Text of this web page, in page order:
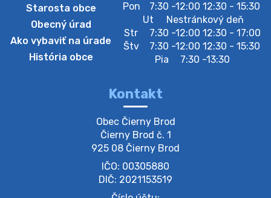
Zberný dvor-Gyűjtőudvar
Oznamujeme obyvateľom, že v stredu 05. augusta
bude zberný dvor zatvorený. Értesítjük a lakosokat,
hogy szerdán augusztus 05-én a gyűjtőudvar zárva
lesz https://ciernybrod.sk?p=214…
Zber separovaného odpadu plastu-
Szeparált műanya…
Oznamujeme obyvateľom, že v stredu 05. augusta
prebehne zber separovaného odpadu plastu. Prosíme
obyvateľov, aby vrecia s odpadom vyložili pred dom už
večer vopred, nakoľko firma F…
4. augusta 2026 09:51
Starosta obce
Obecný úrad
Ako vybaviť na úrade
História obce
Pon
7:30 -12:00 12:30 - 15:30
Ut
Nestránkový deň
Str
7:30 -12:00 12:30 - 17:00
Štv
7:30 -12:00 12:30 - 15:30
Pia
7:30 -13:30
Kontakt
Obec Čierny Brod
Čierny Brod č. 1
925 08 Čierny Brod
IČO: 00305880
DIČ: 2021153519